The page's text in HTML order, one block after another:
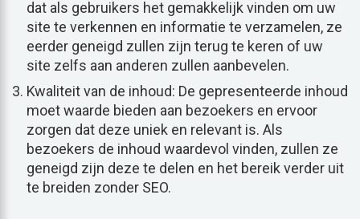
dat als gebruikers het gemakkelijk vinden om uw
site te verkennen en informatie te verzamelen, ze
eerder geneigd zullen zijn terug te keren of uw
site zelfs aan anderen zullen aanbevelen.
Kwaliteit van de inhoud: De gepresenteerde inhoud
moet waarde bieden aan bezoekers en ervoor
zorgen dat deze uniek en relevant is. Als
bezoekers de inhoud waardevol vinden, zullen ze
geneigd zijn deze te delen en het bereik verder uit
te breiden zonder SEO.